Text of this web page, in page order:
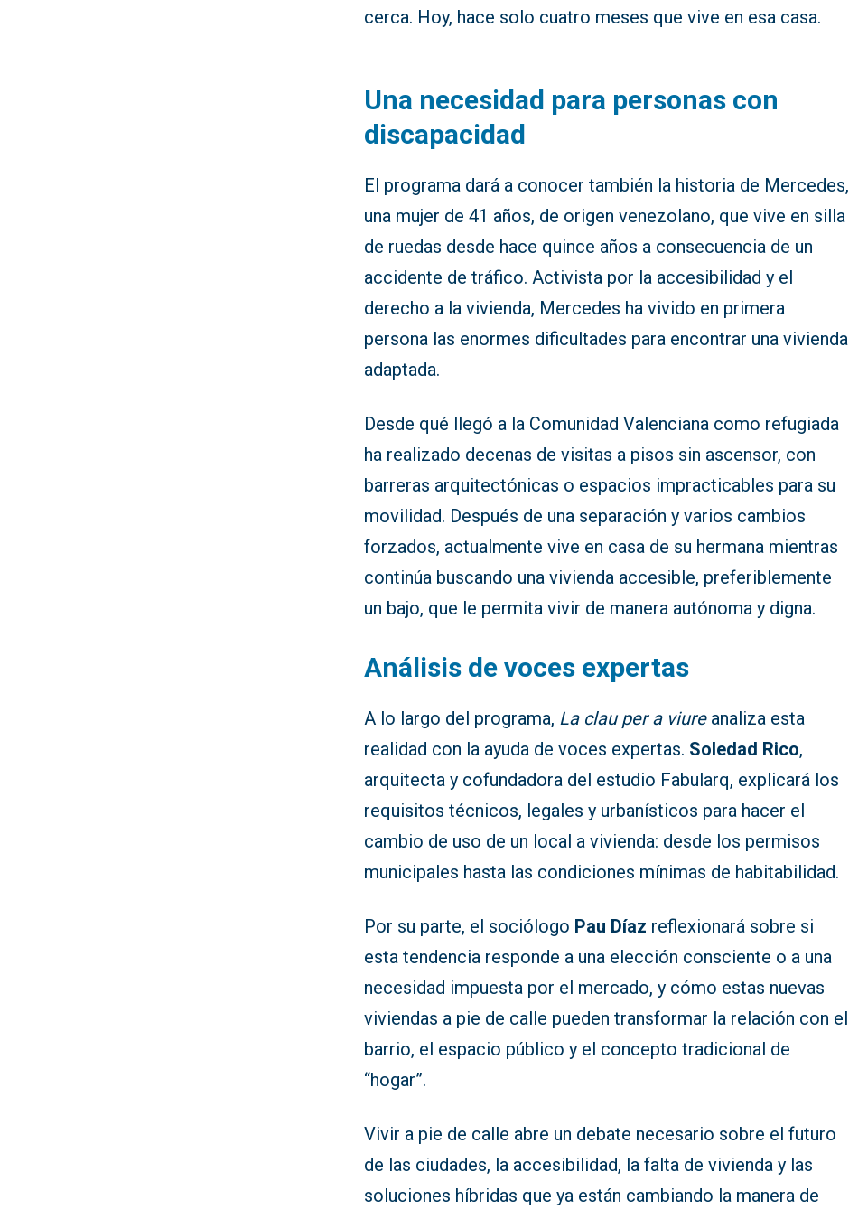
cerca. Hoy, hace solo cuatro meses que vive en esa casa.
Una necesidad para personas con
discapacidad
El programa dará a conocer también la historia de Mercedes,
una mujer de 41 años, de origen venezolano, que vive en silla
de ruedas desde hace quince años a consecuencia de un
accidente de tráfico. Activista por la accesibilidad y el
derecho a la vivienda, Mercedes ha vivido en primera
persona las enormes dificultades para encontrar una vivienda
adaptada.
Desde qué llegó a la Comunidad Valenciana como refugiada
ha realizado decenas de visitas a pisos sin ascensor, con
barreras arquitectónicas o espacios impracticables para su
movilidad. Después de una separación y varios cambios
forzados, actualmente vive en casa de su hermana mientras
continúa buscando una vivienda accesible, preferiblemente
un bajo, que le permita vivir de manera autónoma y digna.
Análisis de voces expertas
A lo largo del programa, La clau per a viureanaliza esta
realidad con la ayuda de voces expertas. Soledad Rico,
arquitecta y cofundadora del estudio Fabularq, explicará los
requisitos técnicos, legales y urbanísticos para hacer el
cambio de uso de un local a vivienda: desde los permisos
municipales hasta las condiciones mínimas de habitabilidad.
Por su parte, el sociólogo Pau Díaz reflexionará sobre si
esta tendencia responde a una elección consciente o a una
necesidad impuesta por el mercado, y cómo estas nuevas
viviendas a pie de calle pueden transformar la relación con el
barrio, el espacio público y el concepto tradicional de
“hogar”.
Vivir a pie de calle abre un debate necesario sobre el futuro
de las ciudades, la accesibilidad, la falta de vivienda y las
soluciones híbridas que ya están cambiando la manera de